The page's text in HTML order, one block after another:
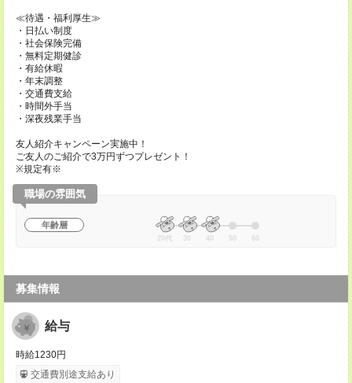
≪待遇・福利厚生≫
・日払い制度
・社会保険完備
・無料定期健診
・有給休暇
・年末調整
・交通費支給
・時間外手当
・深夜残業手当
友人紹介キャンペーン実施中！
ご友人のご紹介で3万円ずつプレゼント！
※規定有※
職場の雰囲気
年齢層
20代 30 40 50 60
募集情報
給与
時給1230円
交通費別途支給あり